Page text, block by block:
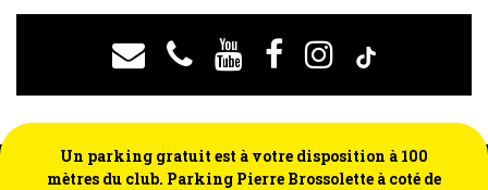
Un parking gratuit est à votre disposition à 100
mètres du club. Parking Pierre Brossolette à coté de